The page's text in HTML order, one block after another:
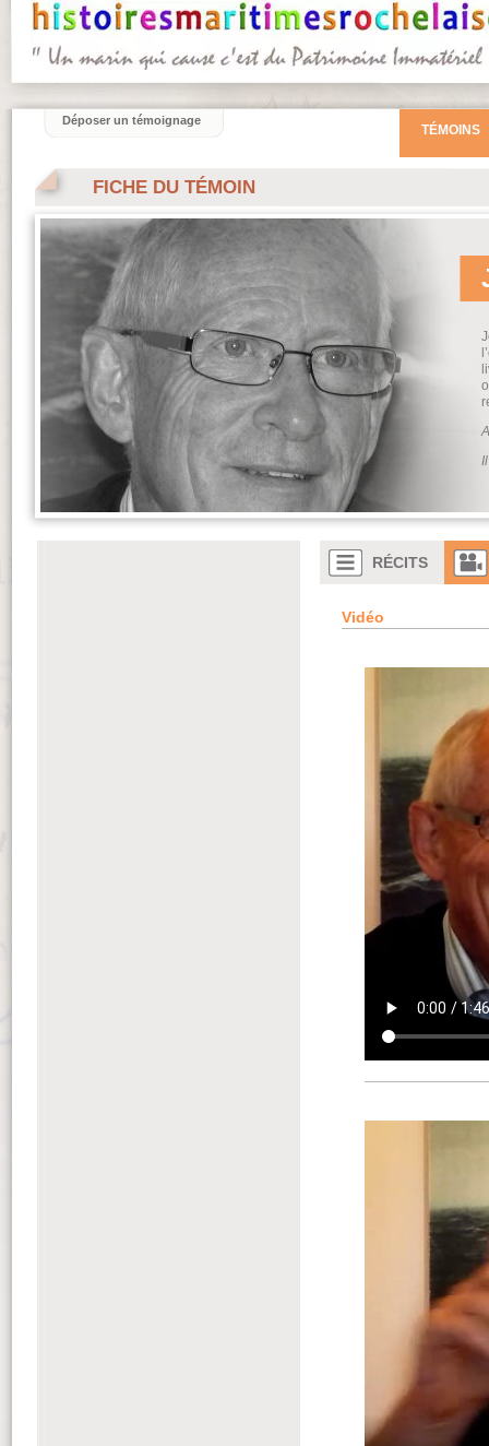
FICHE DU TÉMOIN
RÉCITS
Vidéo
TÉMOINS
Déposer un témoignage